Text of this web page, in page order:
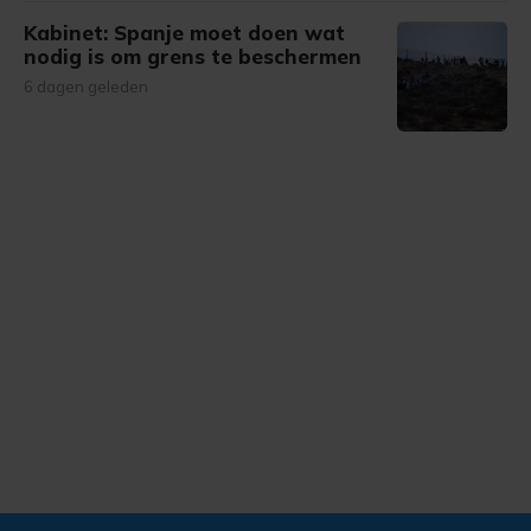
Kabinet: Spanje moet doen wat
nodig is om grens te beschermen
6 dagen geleden